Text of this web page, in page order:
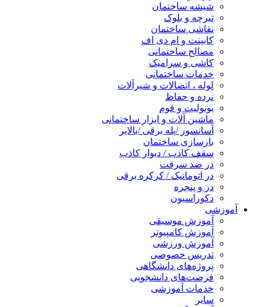
شیشه ساختمان
تیرچه و بلوک
نقاشی ساختمان
کابینت و ام دی اف
مصالح ساختمانی
کاشی و سرامیک
خدمات ساختمانی
لوله ، اتصالات و شیرآلات
نرده و حفاظ
یونولیت و فوم
ماشین آلات و ابزار ساختمانی
آسانسور /پله برقی /بالابر
بازسازی ساختمان
سقف کاذب / دیوار کاذب
در ضد سرقت
در اتوماتیک / کرکره برقی
در و پنجره
دکوراسیون
آموزشی
آموزش موسیقی
آموزش کامپیوتر
آموزش ورزشی
تدریس خصوصی
پروژه‌های دانشگاهی
فرصت‌های دانشجویی
خدمات آموزشی
سایر